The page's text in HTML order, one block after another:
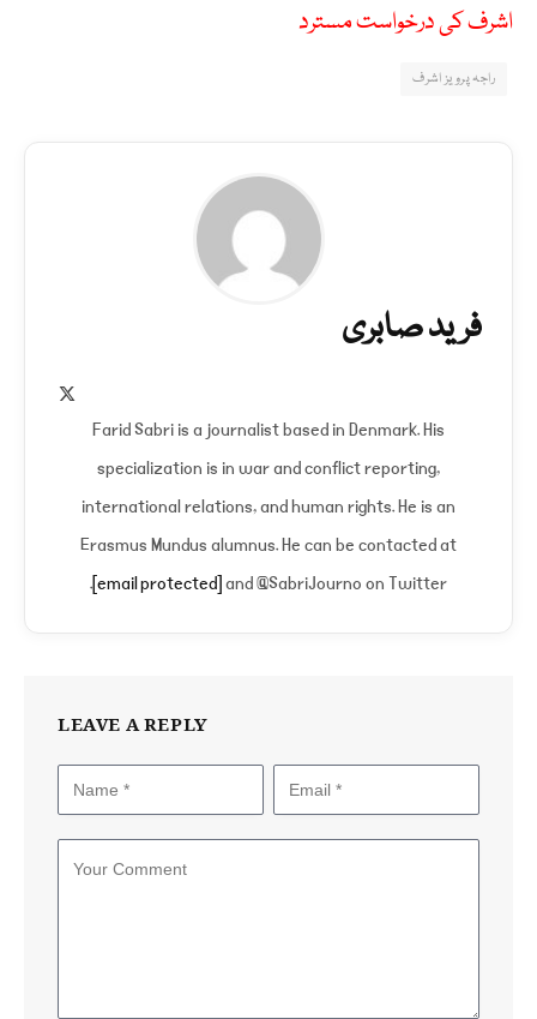
اشرف کی درخواست مسترد
راجہ پرویز اشرف
فرید صابری
Farid Sabri is a journalist based in Denmark. His
specialization is in war and conflict reporting,
international relations, and human rights. He is an
Erasmus Mundus alumnus. He can be contacted at
[email protected]and @SabriJourno on Twitter.
LEAVE A REPLY